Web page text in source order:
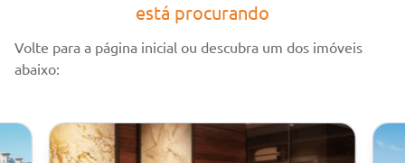
está procurando
Volte para a página inicial ou descubra um dos imóveis
abaixo: